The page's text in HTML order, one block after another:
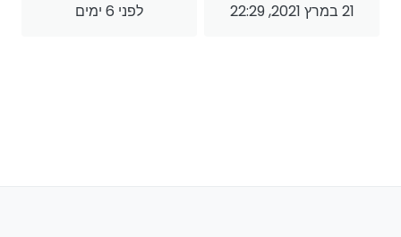
21 במרץ 2021, 22:29 לפני 6 ימים